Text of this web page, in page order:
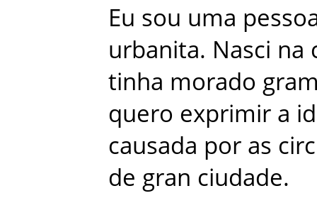
Eu sou uma
urbanita. Nasci na
tinha morado
quero exprimir a
causada por as
de gran ciudade.